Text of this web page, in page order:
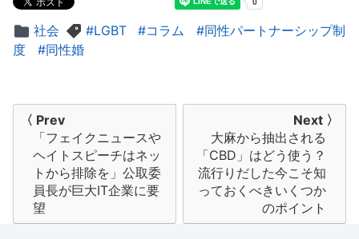
社会 LGBT コラム
同性パートナーシップ制
度
同性婚
〈 Prev
「フェイクニュースや
ヘイトスピーチはネッ
トから排除を」公取委
員長が巨大IT企業に要
望
Next 〉
大麻から抽出される
「CBD」はどう使う？
流行りだした今こそ知
っておくべきいくつか
のポイント